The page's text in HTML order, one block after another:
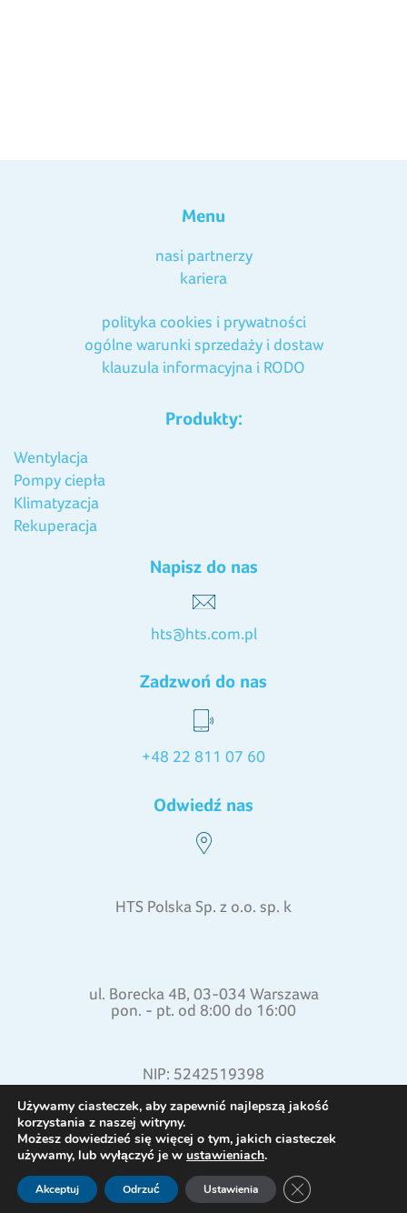
Menu
nasi partnerzy
kariera
polityka cookies i prywatności
ogólne warunki sprzedaży i dostaw
klauzula informacyjna i RODO
Produkty:
Wentylacja
Pompy ciepła
Klimatyzacja
Rekuperacja
Napisz do nas
hts@hts.com.pl
Zadzwoń do nas
+48 22 811 07 60
Odwiedź nas
HTS Polska Sp. z o.o. sp. k
ul. Borecka 4B, 03-034 Warszawa
pon. - pt. od 8:00 do 16:00
NIP: 5242519398
REGON: 015871772
Używamy ciasteczek, aby zapewnić najlepszą jakość
korzystania z naszej witryny.
Możesz dowiedzieć się więcej o tym, jakich ciasteczek
używamy, lub wyłączyć je w ustawieniach.
Akceptuj Odrzuć Ustawienia Zamknij panel